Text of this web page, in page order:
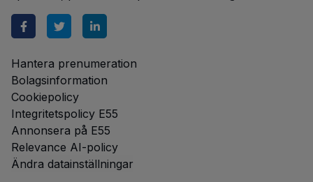
Hantera prenumeration
Bolagsinformation
Cookiepolicy
Integritetspolicy E55
Annonsera på E55
Relevance AI-policy
Ändra datainställningar